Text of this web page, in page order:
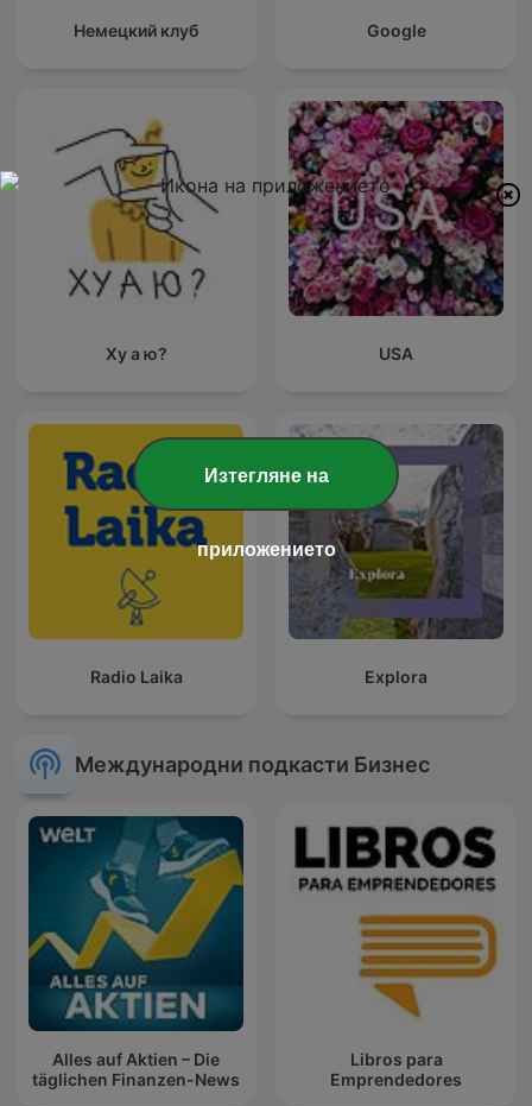
Немецкий клуб Google
Ху а ю? USA
Radio Laika Explora
Международни подкасти Бизнес
Alles auf Aktien – Die
täglichen Finanzen-News
Libros para
Emprendedores
Изтегляне на
приложението